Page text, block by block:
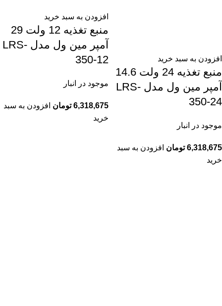
افزودن به سبد خرید
منبع تغذیه 24 ولت 14.6
آمپر مین ول مدل LRS-
350-24
موجود در انبار
6,318,675 تومان افزودن به سبد
خرید
افزودن به سبد خرید
منبع تغذیه 12 ولت 29
آمپر مین ول مدل LRS-
350-12
موجود در انبار
6,318,675 تومان افزودن به سبد
خرید